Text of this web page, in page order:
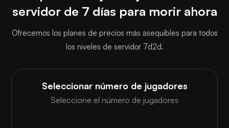
servidor de 7 días para morir ahora
Ofrecemos los planes de precios más asequibles para todos
los niveles de servidor 7d2d.
Seleccionar número de jugadores
Seleccione el número de jugadores